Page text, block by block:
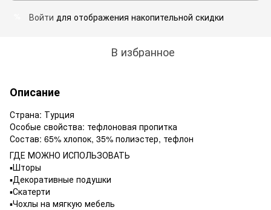
Войти для отображения накопительной скидки
В избранное
Описание
Страна: Турция
Особые свойства: тефлоновая пропитка
Состав: 65% хлопок, 35% полиэстер, тефлон
ГДЕ МОЖНО ИСПОЛЬЗОВАТЬ
▪️Шторы
▪️Декоративные подушки
▪️Скатерти
▪️Чохлы на мягкую мебель